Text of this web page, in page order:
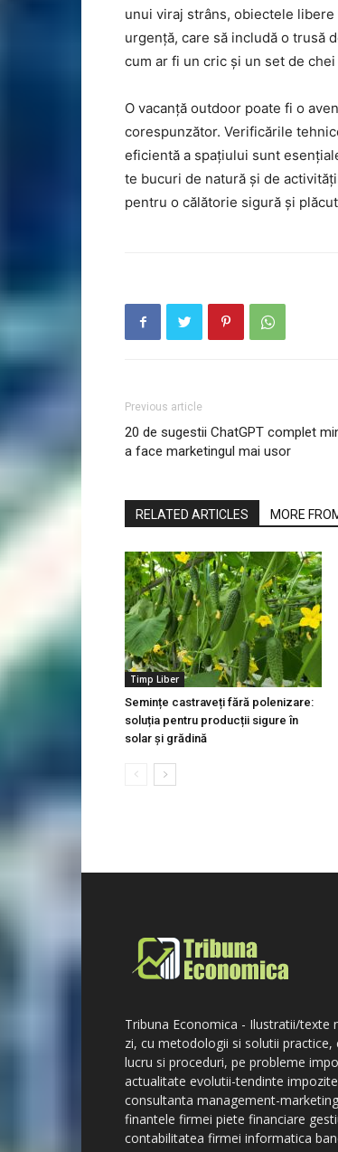
unui viraj strâns, obiectele
urgență, care să includă o trusă
cum ar fi un cric și un set de
O vacanță outdoor poate fi o
corespunzător. Verificările
eficientă a spațiului sunt
te bucuri de natură și de
pentru o călătorie sigură și
Previous article
20 de sugestii ChatGPT complet
a face marketingul mai usor
RELATED ARTICLES MORE
Timp Liber
Semințe castraveți fără polenizare:
soluția pentru producții sigure în
solar și grădină
Tribuna Economica - Ilustratii/texte
zi, cu metodologii si solutii practice,
lucru si proceduri, pe probleme
actualitate evolutii-tendinte
consultanta management-
finantele firmei piete financiare
contabilitatea firmei informatica